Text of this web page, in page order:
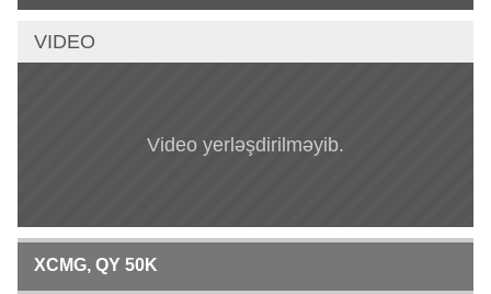
VIDEO
Video yerləşdirilməyib.
XCMG, QY 50K